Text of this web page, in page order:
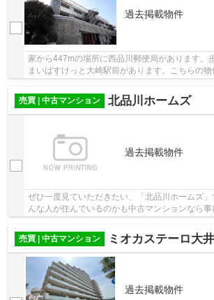
過去掲載物件
家から447mの場所に西品川郵便局があります。
まいばすけっと大崎駅前があります。こちらの
売買 | 中古マンション
北品川ホームズ
過去掲載物件
ぜひ一度見ていただきたい、「北品川ホームズ
んな人が住んでいるのかも中古マンションなら
売買 | 中古マンション
ミオカステーロ大
過去掲載物件